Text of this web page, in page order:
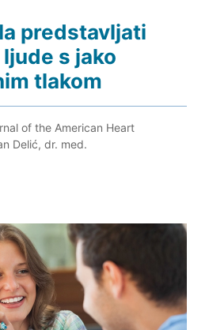
predstavljati
s jako
tlakom
of the American Heart
Delić, dr. med.